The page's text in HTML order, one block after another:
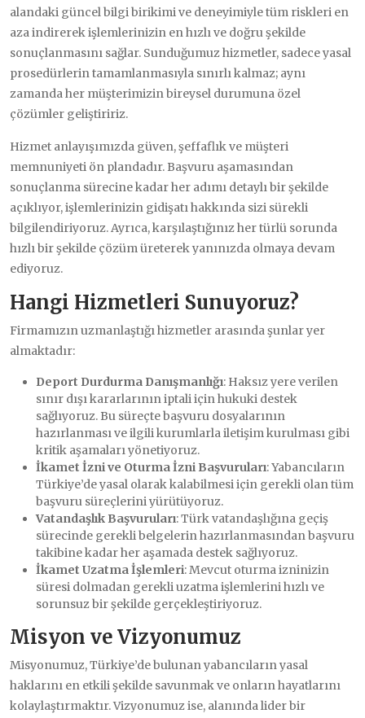
alandaki güncel bilgi birikimi ve deneyimiyle tüm riskleri en
aza indirerek işlemlerinizin en hızlı ve doğru şekilde
sonuçlanmasını sağlar. Sunduğumuz hizmetler, sadece yasal
prosedürlerin tamamlanmasıyla sınırlı kalmaz; aynı
zamanda her müşterimizin bireysel durumuna özel
çözümler geliştiririz.
Hizmet anlayışımızda güven, şeffaflık ve müşteri
memnuniyeti ön plandadır. Başvuru aşamasından
sonuçlanma sürecine kadar her adımı detaylı bir şekilde
açıklıyor, işlemlerinizin gidişatı hakkında sizi sürekli
bilgilendiriyoruz. Ayrıca, karşılaştığınız her türlü sorunda
hızlı bir şekilde çözüm üreterek yanınızda olmaya devam
ediyoruz.
Hangi Hizmetleri Sunuyoruz?
Firmamızın uzmanlaştığı hizmetler arasında şunlar yer
almaktadır:
Deport Durdurma Danışmanlığı: Haksız yere verilen
sınır dışı kararlarının iptali için hukuki destek
sağlıyoruz. Bu süreçte başvuru dosyalarının
hazırlanması ve ilgili kurumlarla iletişim kurulması gibi
kritik aşamaları yönetiyoruz.
İkamet İzni ve Oturma İzni Başvuruları: Yabancıların
Türkiye’de yasal olarak kalabilmesi için gerekli olan tüm
başvuru süreçlerini yürütüyoruz.
Vatandaşlık Başvuruları: Türk vatandaşlığına geçiş
sürecinde gerekli belgelerin hazırlanmasından başvuru
takibine kadar her aşamada destek sağlıyoruz.
İkamet Uzatma İşlemleri: Mevcut oturma izninizin
süresi dolmadan gerekli uzatma işlemlerini hızlı ve
sorunsuz bir şekilde gerçekleştiriyoruz.
Misyon ve Vizyonumuz
Misyonumuz, Türkiye’de bulunan yabancıların yasal
haklarını en etkili şekilde savunmak ve onların hayatlarını
kolaylaştırmaktır. Vizyonumuz ise, alanında lider bir